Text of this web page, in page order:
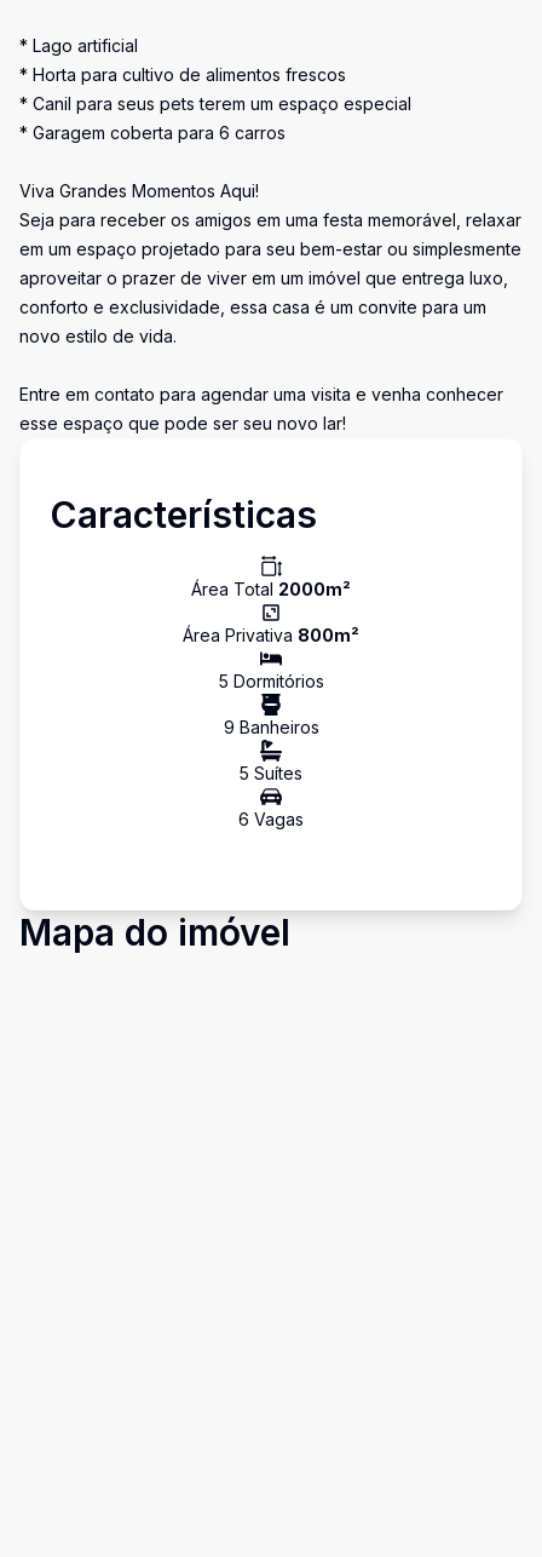
* Lago artificial
* Horta para cultivo de alimentos frescos
* Canil para seus pets terem um espaço especial
* Garagem coberta para 6 carros
Viva Grandes Momentos Aqui!
Seja para receber os amigos em uma festa memorável, relaxar
em um espaço projetado para seu bem-estar ou simplesmente
aproveitar o prazer de viver em um imóvel que entrega luxo,
conforto e exclusividade, essa casa é um convite para um
novo estilo de vida.
Entre em contato para agendar uma visita e venha conhecer
esse espaço que pode ser seu novo lar!
Características
Área Total 2000m²
Área Privativa 800m²
5 Dormitórios
9 Banheiros
5 Suítes
6 Vagas
Mapa do imóvel